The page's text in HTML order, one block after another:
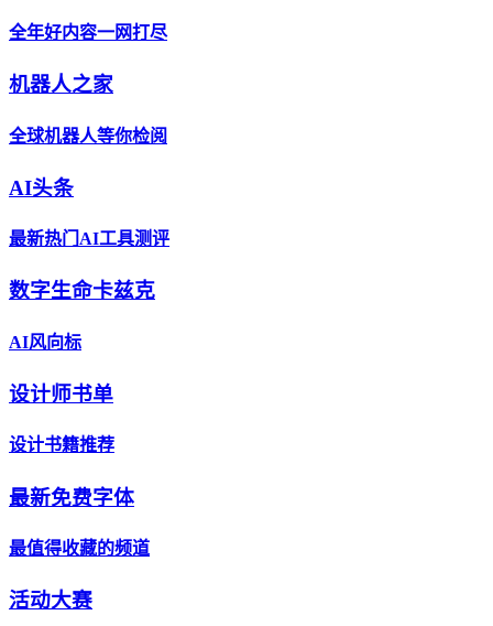
全年好内容一网打尽
机器人之家
全球机器人等你检阅
AI头条
最新热门AI工具测评
数字生命卡兹克
AI风向标
设计师书单
设计书籍推荐
最新免费字体
最值得收藏的频道
活动大赛